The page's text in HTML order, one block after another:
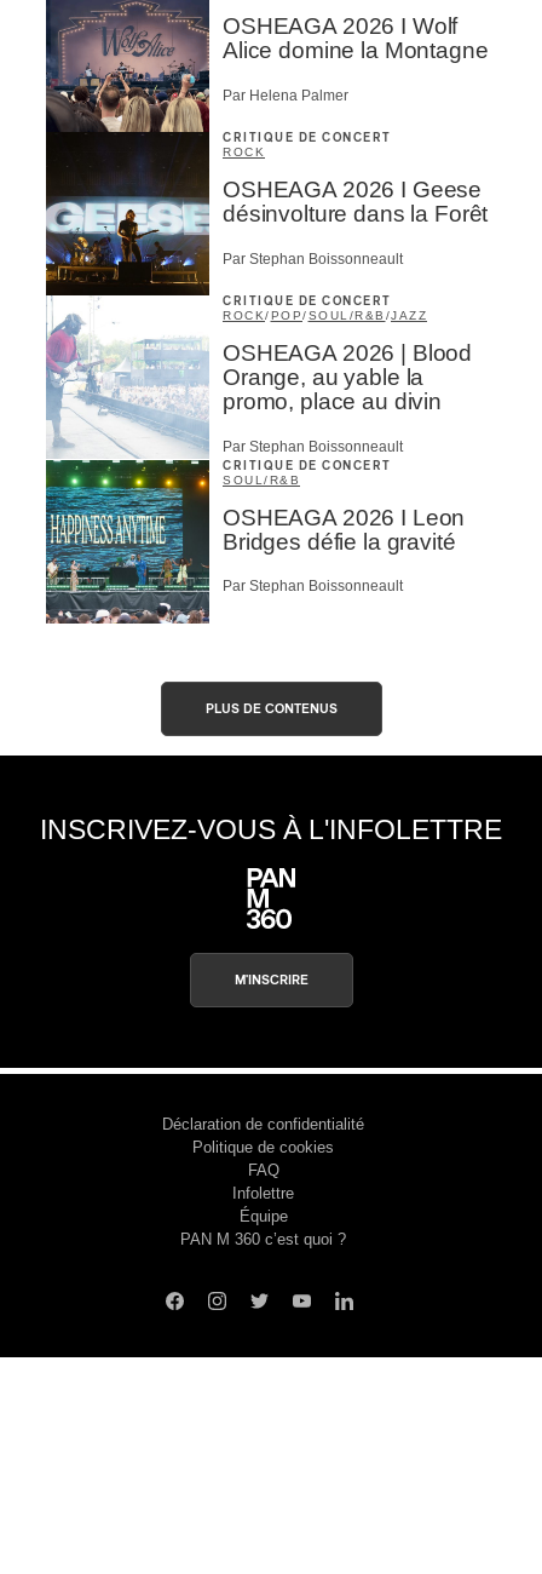
OSHEAGA 2026 I Wolf
Alice domine la Montagne
Par Helena Palmer
CRITIQUE DE CONCERT
ROCK
OSHEAGA 2026 I Geese
désinvolture dans la Forêt
Par Stephan Boissonneault
CRITIQUE DE CONCERT
ROCK/ POP/SOUL/R&B /JAZZ
OSHEAGA 2026 | Blood
Orange, au yable la
promo, place au divin
Par Stephan Boissonneault
CRITIQUE DE CONCERT
SOUL/R&B
OSHEAGA 2026 I Leon
Bridges défie la gravité
Par Stephan Boissonneault
PLUS DE CONTENUS
INSCRIVEZ-VOUS À L'INFOLETTRE
M'INSCRIRE
Déclaration de confidentialité
Politique de cookies
FAQ
Infolettre
Équipe
PAN M 360 c’est quoi ?